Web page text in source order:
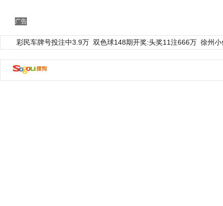
广告
彩民车牌号投注中3.9万 双色球148期开奖:头奖11注666万 徐州